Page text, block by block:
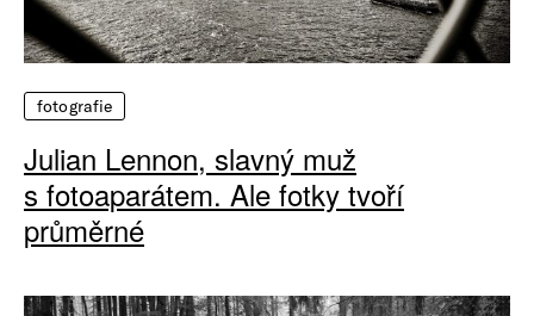
fotografie
Julian Lennon, slavný muž
s fotoaparátem. Ale fotky tvoří
průměrné